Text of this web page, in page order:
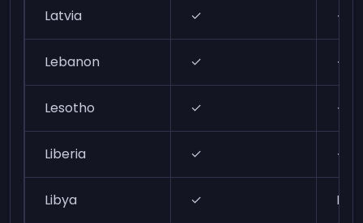
Latvia ✓ ✓
Lebanon ✓ ✓
Lesotho ✓ ✓
Liberia ✓ ✓
Libya ✓ N/A